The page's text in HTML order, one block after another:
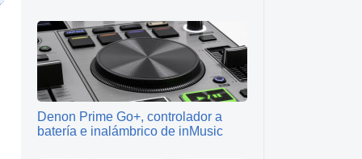
Denon Prime Go+, controlador a
batería e inalámbrico de inMusic